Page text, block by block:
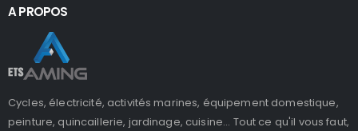
A PROPOS
Cycles, électricité, activités marines, équipement domestique,
peinture, quincaillerie, jardinage, cuisine... Tout ce qu'il vous faut,